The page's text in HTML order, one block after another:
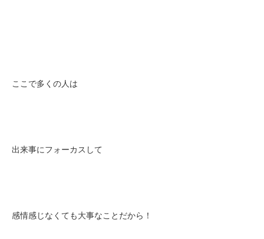
ここで多くの人は
出来事にフォーカスして
感情感じなくても大事なことだから！